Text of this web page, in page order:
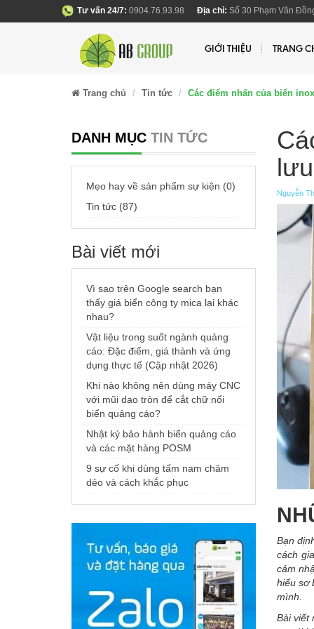
Tư vấn 24/7: 0904.76.93.98 Địa chỉ: Số 30 Phạm Văn
GIỚI THIỆU TRANG
Trang chủ Tin tức Các điểm nhấn của biển
DANH MỤC TIN TỨC
Mẹo hay về sản phẩm sự kiện (0)
Tin tức (87)
Bài viết mới
Vì sao trên Google search bạn
thấy giá biển công ty mica lại khác
nhau?
Vật liệu trong suốt ngành quảng
cáo: Đặc điểm, giá thành và ứng
dụng thực tế (Cập nhật 2026)
Khi nào không nên dùng máy CNC
với mũi dao tròn để cắt chữ nổi
biển quảng cáo?
Nhật ký bảo hành biển quảng cáo
và các mặt hàng POSM
9 sự cố khi dùng tấm nam châm
dẻo và cách khắc phục
Nguyễn
Bạn
cách
cảm
hiểu sơ
mình.
Bài viết